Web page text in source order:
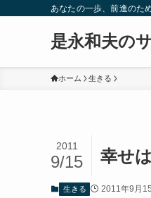
あなたの一歩、前進のた
是永和夫の
ホーム 生きる
幸せ
2011
9/15
生きる 2011年9月